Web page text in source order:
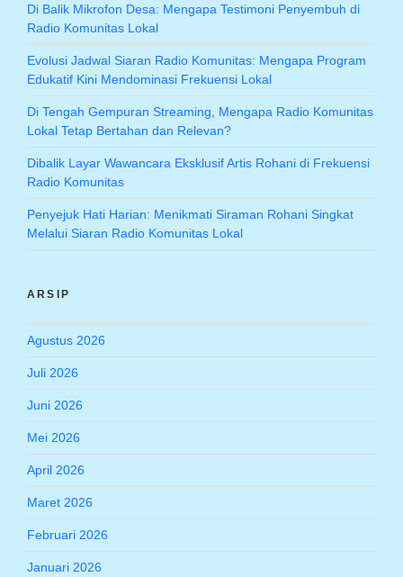
Di Balik Mikrofon Desa: Mengapa Testimoni Penyembuh di
Radio Komunitas Lokal
Evolusi Jadwal Siaran Radio Komunitas: Mengapa Program
Edukatif Kini Mendominasi Frekuensi Lokal
Di Tengah Gempuran Streaming, Mengapa Radio Komunitas
Lokal Tetap Bertahan dan Relevan?
Dibalik Layar Wawancara Eksklusif Artis Rohani di Frekuensi
Radio Komunitas
Penyejuk Hati Harian: Menikmati Siraman Rohani Singkat
Melalui Siaran Radio Komunitas Lokal
ARSIP
Agustus 2026
Juli 2026
Juni 2026
Mei 2026
April 2026
Maret 2026
Februari 2026
Januari 2026